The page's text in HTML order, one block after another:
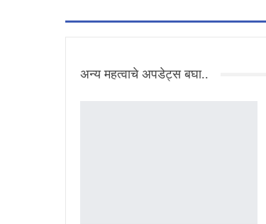
अन्य महत्वाचे अपडेट्स बघा..